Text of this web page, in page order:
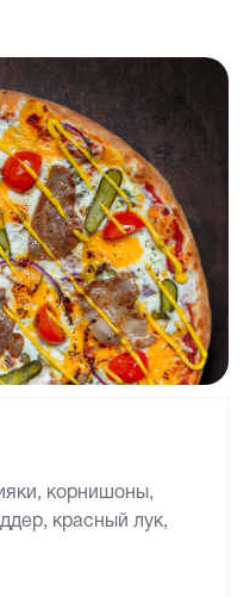
корнишоны,
красный лук,